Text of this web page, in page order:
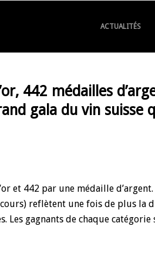
ACTUALITÉS
442 médailles
gala du vin suisse
et 442 par une médaille d’argent.
reflètent une fois de plus la
Les gagnants de chaque catégorie